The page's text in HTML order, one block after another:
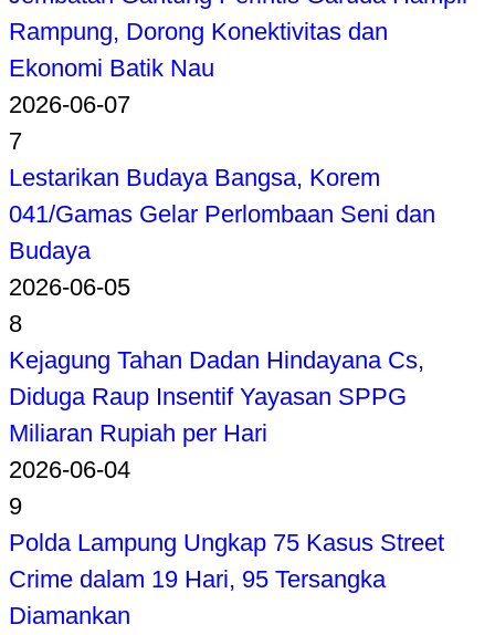
Rampung, Dorong Konektivitas dan
Ekonomi Batik Nau
2026-06-07
7
Lestarikan Budaya Bangsa, Korem
041/Gamas Gelar Perlombaan Seni dan
Budaya
2026-06-05
8
Kejagung Tahan Dadan Hindayana Cs,
Diduga Raup Insentif Yayasan SPPG
Miliaran Rupiah per Hari
2026-06-04
9
Polda Lampung Ungkap 75 Kasus Street
Crime dalam 19 Hari, 95 Tersangka
Diamankan